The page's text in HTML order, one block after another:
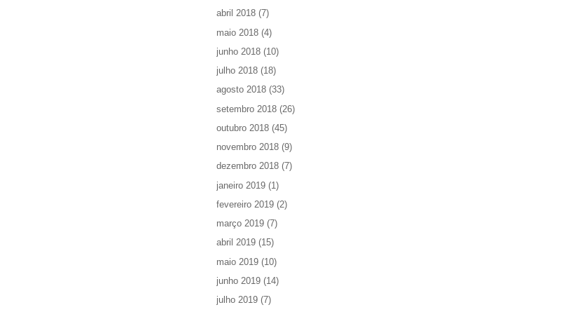
abril 2018 (7)
maio 2018 (4)
junho 2018 (10)
julho 2018 (18)
agosto 2018 (33)
setembro 2018 (26)
outubro 2018 (45)
novembro 2018 (9)
dezembro 2018 (7)
janeiro 2019 (1)
fevereiro 2019 (2)
março 2019 (7)
abril 2019 (15)
maio 2019 (10)
junho 2019 (14)
julho 2019 (7)